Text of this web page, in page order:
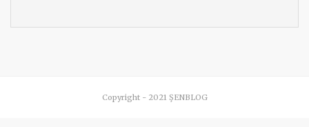
Copyright - 2021 ŞENBLOG